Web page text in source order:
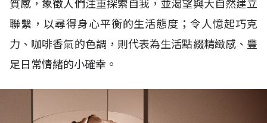
質感，象徵人們注重探索自我，並渴望與大自然建立
聯繫，以尋得身心平衡的生活態度；令人憶起巧克
力、咖啡香氣的色調，則代表為生活點綴精緻感、豐
足日常情緒的小確幸。